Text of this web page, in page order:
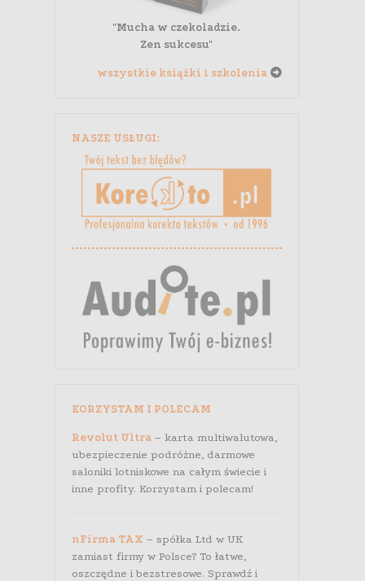
"Mucha w czekoladzie.
Zen sukcesu"
wszystkie książki i szkolenia
NASZE USŁUGI:
KORZYSTAM I POLECAM
Revolut Ultra– karta multiwalutowa,
ubezpieczenie podróżne, darmowe
saloniki lotniskowe na całym świecie i
inne profity. Korzystam i polecam!
nFirma TAX – spółka Ltd w UK
zamiast firmy w Polsce? To łatwe,
oszczędne i bezstresowe. Sprawdź i